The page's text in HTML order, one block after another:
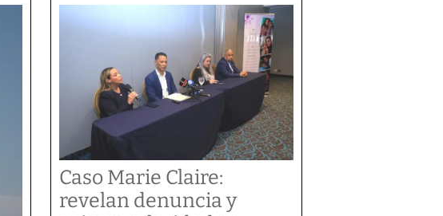
Caso Marie Claire:
revelan denuncia y